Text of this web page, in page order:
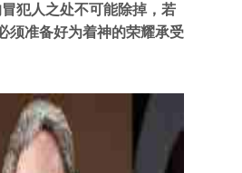
犯人之处不可能除掉，若
须准备好为着神的荣耀承受